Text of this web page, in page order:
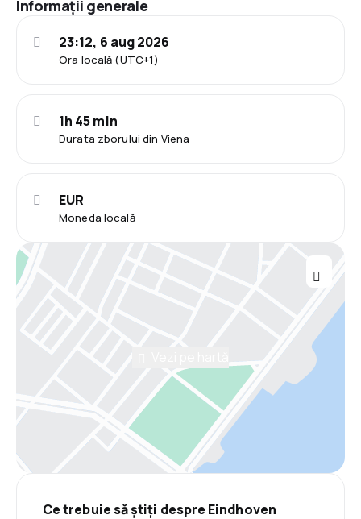
Informații generale
Ora locală (UTC+1)
23:12, 6 aug 2026
Durata zborului din Viena
1h 45 min
Moneda locală
EUR
Ce trebuie să știți despre Eindhoven